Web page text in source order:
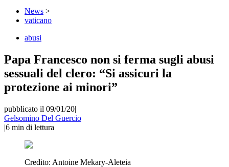
News >
vaticano
abusi
Papa Francesco non si ferma sugli abusi
sessuali del clero: “Si assicuri la
protezione ai minori”
pubblicato il 09/01/20|
Gelsomino Del Guercio
|6 min di lettura
Credito: Antoine Mekary-Aleteia